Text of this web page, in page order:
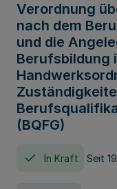
Verordnung
nach dem
und die
Berufsbildung
(BQFG)
In Kraft Seit